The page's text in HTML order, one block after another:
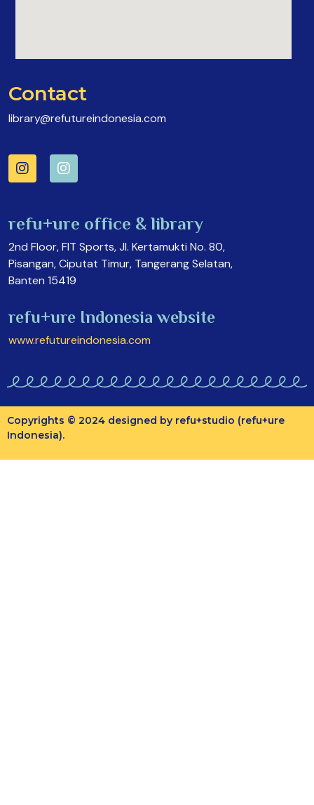
Contact
library@refutureindonesia.com
refu+ure office & library
2nd Floor, FIT Sports, Jl. Kertamukti No. 80,
Pisangan, Ciputat Timur, Tangerang Selatan,
Banten 15419
refu+ure Indonesia website
www.refutureindonesia.com
Copyrights © 2024 designed by refu+studio (refu+ure
Indonesia).